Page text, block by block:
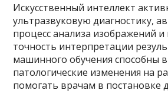
Искусственный интеллект
ультразвуковую диагностику,
процесс анализа изображений
точность интерпретации
машинного обучения способны
патологические изменения на
помогать врачам в постановке